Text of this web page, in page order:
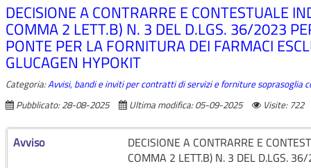
DECISIONE A CONTRARRE E CONTESTUALE
COMMA 2 LETT.B) N. 3 DEL D.LGS. 36/2023
PONTE PER LA FORNITURA DEI FARMACI
GLUCAGEN HYPOKIT
Categoria:Avvisi, bandi e inviti per contratti di servizi e forniture soprasoglia
Pubblicato: 28-08-2025
Ultima modifica: 05-09-2025 Visite: 722
Avviso
DECISIONE A CONTRARRE E
COMMA 2 LETT.B) N. 3 DEL D.LGS.